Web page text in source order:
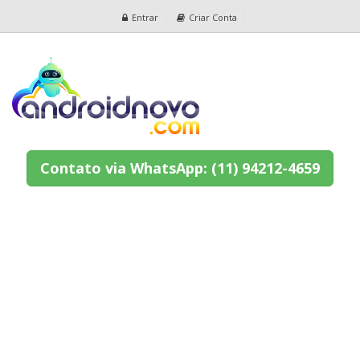
Entrar Criar Conta
Contato via WhatsApp: (11) 94212-4659